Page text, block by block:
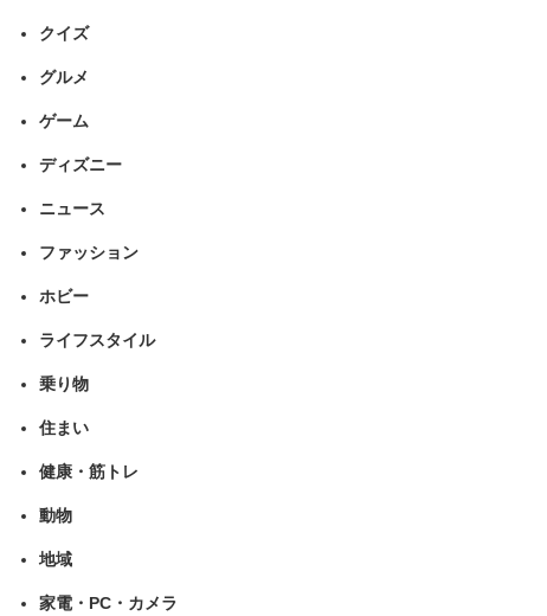
クイズ
グルメ
ゲーム
ディズニー
ニュース
ファッション
ホビー
ライフスタイル
乗り物
住まい
健康・筋トレ
動物
地域
家電・PC・カメラ